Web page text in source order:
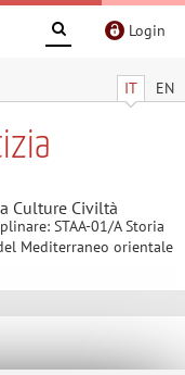
Login
IT EN
Culture Civiltà
STAA-01/A Storia
Mediterraneo orientale